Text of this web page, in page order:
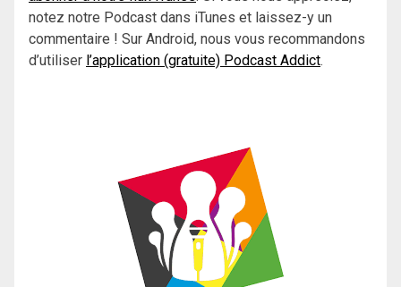
notez notre Podcast dans iTunes et laissez-y un
commentaire ! Sur Android, nous vous recommandons
d’utiliser l’application (gratuite) Podcast Addict.